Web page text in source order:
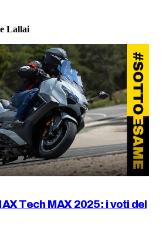
Lallai
Tech MAX 2025: i voti del